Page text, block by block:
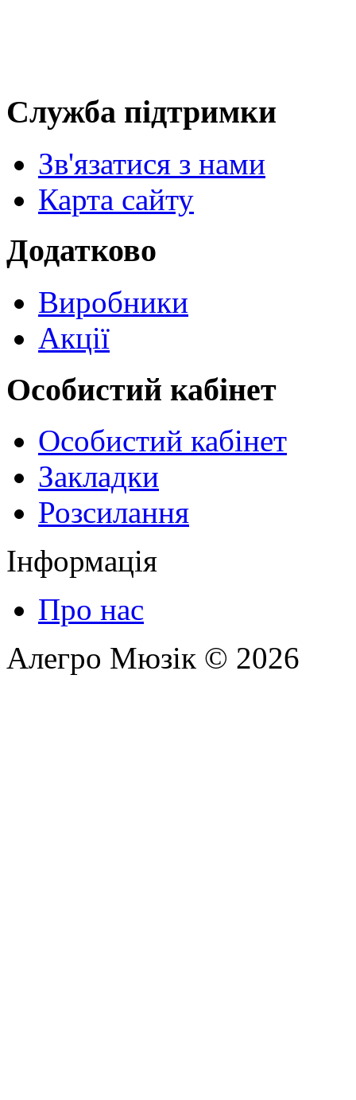
Служба підтримки
Зв'язатися з нами
Карта сайту
Додатково
Виробники
Акції
Особистий кабінет
Особистий кабінет
Закладки
Розсилання
Інформація
Про нас
Алегро Мюзік © 2026